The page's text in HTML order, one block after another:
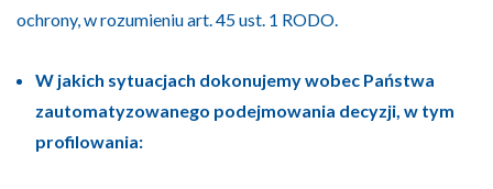
ochrony, w rozumieniu art. 45 ust. 1 RODO.
W jakich sytuacjach dokonujemy wobec Państwa
zautomatyzowanego podejmowania decyzji, w tym
profilowania: